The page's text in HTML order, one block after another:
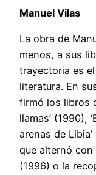
Manuel Vilas
La obra de
menos, a sus
trayectoria es
literatura. En
firmó los libros
llamas’ (1990),
arenas de
que alternó con
(1996) o la